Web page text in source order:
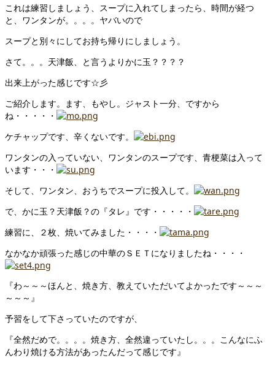
これは練習しましょう、スープに入れてしまったら、時間が経つ
と、ワンタンが。。。。ヤバいので
スープと別々にしてお持ち帰りにしましょう。
さて。。。天津飯、と言うよりかに玉？？？？
出来上がった感じです☆彡
ご紹介します。ます、もやし。ジャスト一分、ですから
ね・・・・・
ケチャップです、辛くないです。
ワンタンの入っていない、ワンタンのスープです、青梗菜は入って
います・・・
そして、ワンタン、おうちでスープに投入して。
で、かに玉？天津飯？の『タレ』です・・・・・
練習に、２枚、焼いてみました・・・・
なかなか頑張った感じの中華のＳＥＴになりましたね・・・・
『わ～～～ほんと、焼き方、教えていただいてよかったです～～～
～～～』
予習をして下さっていたのですが、
『全然だめで。。。。焼き方、全然違っていたし。。。こんなにふ
んわり焼ける方法があったんだって感じです』